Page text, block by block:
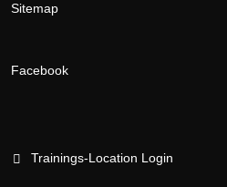
Sitemap
Facebook
Trainings-Location Login